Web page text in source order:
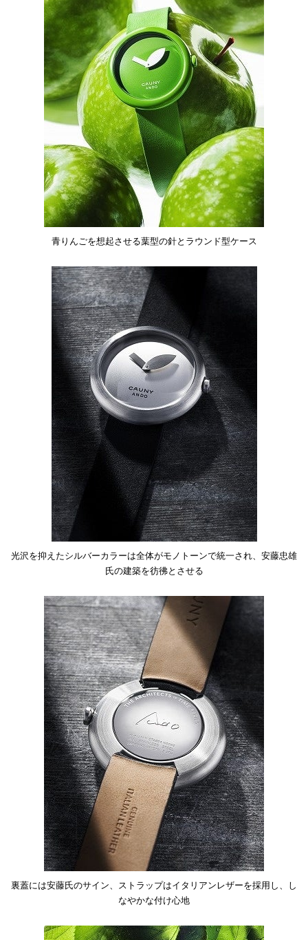
青りんごを想起させる葉型の針とラウンド型ケース
光沢を抑えたシルバーカラーは全体がモノトーンで統一され、安藤忠雄
氏の建築を彷彿とさせる
裏蓋には安藤氏のサイン、ストラップはイタリアンレザーを採用し、し
なやかな付け心地